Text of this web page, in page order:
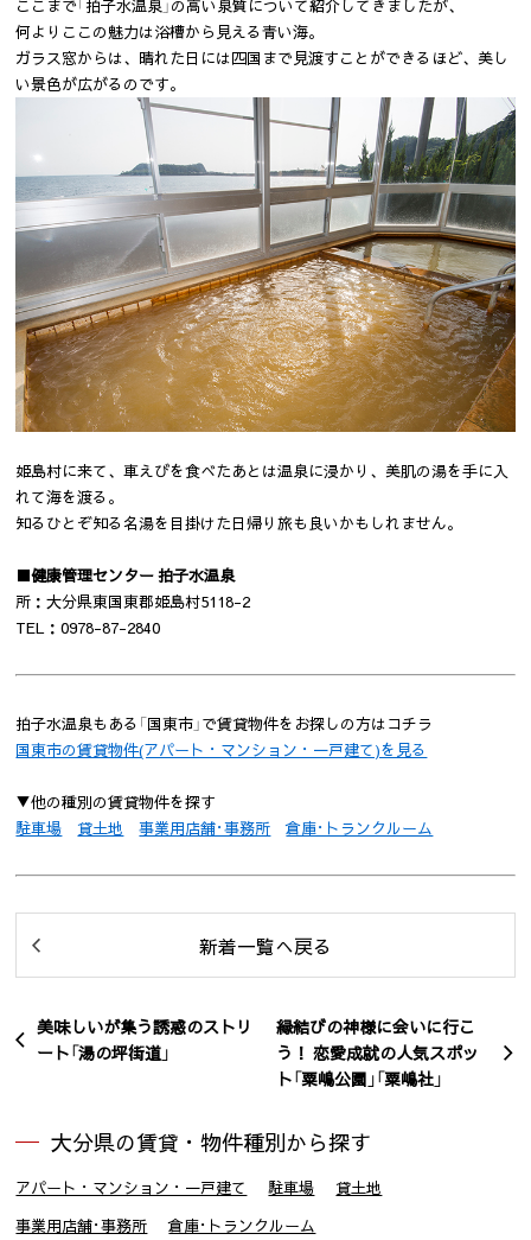
ここまで「拍子水温泉」の高い泉質について紹介してきましたが、
何よりここの魅力は浴槽から見える青い海。
ガラス窓からは、晴れた日には四国まで見渡すことができるほど、美し
い景色が広がるのです。
姫島村に来て、車えびを食べたあとは温泉に浸かり、美肌の湯を手に入
れて海を渡る。
知るひとぞ知る名湯を目掛けた日帰り旅も良いかもしれません。
■健康管理センター 拍子水温泉
所：大分県東国東郡姫島村5118-2
TEL：0978-87-2840
拍子水温泉もある「国東市」で賃貸物件をお探しの方はコチラ
国東市の賃貸物件(アパート・マンション・一戸建て)を見る
▼他の種別の賃貸物件を探す
駐車場
貸土地 事業用店舗･事務所 倉庫･トランクルーム
新着一覧へ戻る
美味しいが集う誘惑のストリ
ート「湯の坪街道」
縁結びの神様に会いに行こ
う！ 恋愛成就の人気スポッ
ト「粟嶋公園」「粟嶋社」
大分県の賃貸・物件種別から探す
アパート・マンション・一戸建て 駐車場
貸土地
事業用店舗･事務所
倉庫･トランクルーム